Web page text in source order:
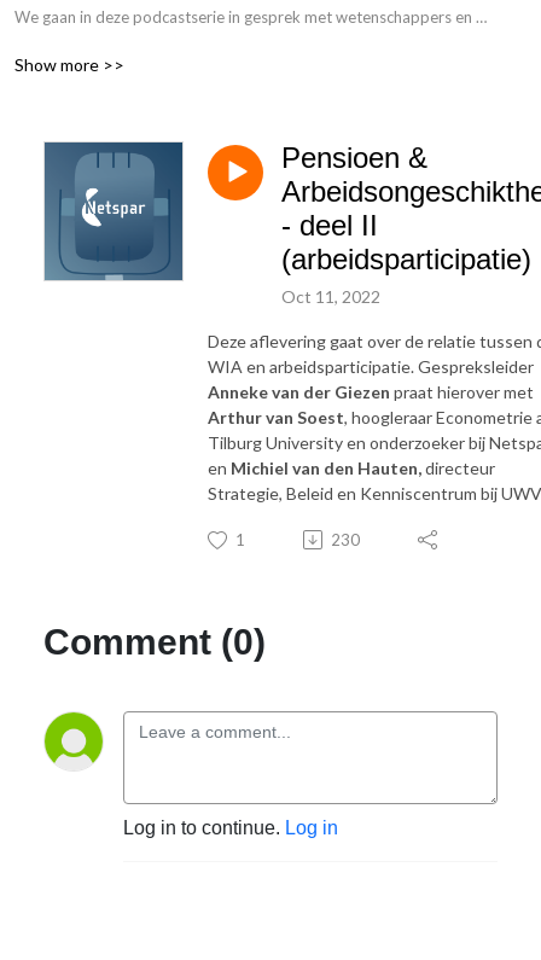
We gaan in deze podcastserie in gesprek met wetenschappers en
Show more >>
Pensioen &
- deel II
(arbeidsparticipatie)
Oct 11, 2022
Deze aflevering gaat over de relatie tussen
WIA en arbeidsparticipatie. Gespreksleider
Anneke van der Giezen praat hierover met
Arthur van Soest, hoogleraar Econometrie
Tilburg University en onderzoeker bij
en Michiel van den Hauten,directeur
Strategie, Beleid en Kenniscentrum bij
1 230
Comment (0)
Log in to continue. Log in